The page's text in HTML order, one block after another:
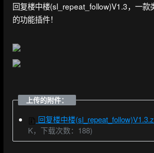
回复楼中楼(sl_repeat_follow)V1.3，一款
的功能插件！
上传的附件：
回复楼中楼
K，下载次数：188)